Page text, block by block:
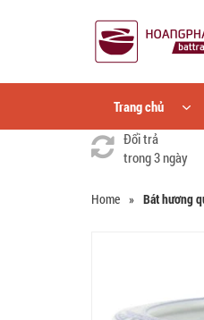
Trang chủ
Đổi trả
trong 3 ngày
Home » Bát hương